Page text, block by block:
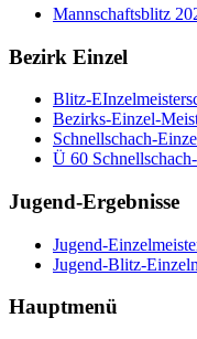
Mannschaftsblitz
Bezirk Einzel
Blitz-
Bezirks-Einzel-
Schnellschach-
Ü 60
Jugend-Ergebnisse
Jugend-
Jugend-Blitz-
Hauptmenü